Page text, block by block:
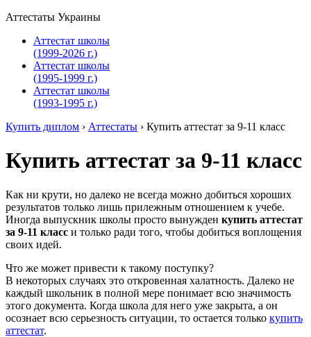
Аттестаты Украины
Аттестат школы
(1999-2026 г.)
Аттестат школы
(1995-1999 г.)
Аттестат школы
(1993-1995 г.)
Купить диплом › Аттестаты › Купить аттестат за 9-11 класс
Купить аттестат за 9-11 класс
Как ни крути, но далеко не всегда можно добиться хороших
результатов только лишь прилежным отношением к учебе.
Иногда выпускник школы просто вынужден купить аттестат
за 9-11 класс и только ради того, чтобы добиться воплощения
своих идей.
Что же может привести к такому поступку?
В некоторых случаях это откровенная халатность. Далеко не
каждый школьник в полной мере понимает всю значимость
этого документа. Когда школа для него уже закрыта, а он
осознает всю серьезность ситуации, то остается только купить
аттестат.